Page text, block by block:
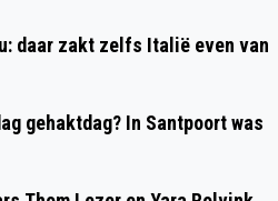
daar zakt zelfs Italië even van
gehaktdag? In Santpoort was